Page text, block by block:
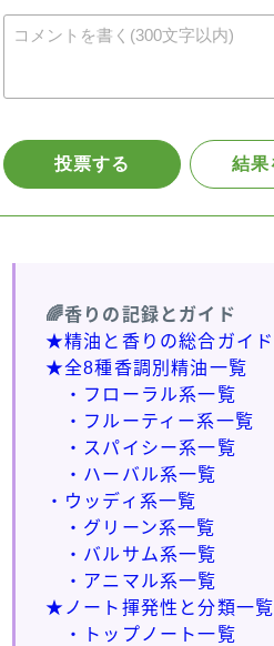
🌈香りの記録とガイド
★精油と香りの総合ガイド
★全8種香調別精油一覧
・フローラル系一覧
・フルーティー系一覧
・スパイシー系一覧
・ハーバル系一覧
・ウッディ系一覧
・グリーン系一覧
・バルサム系一覧
・アニマル系一覧
★ノート揮発性と分類一覧
・トップノート一覧